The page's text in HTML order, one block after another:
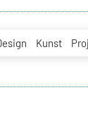
Kunst